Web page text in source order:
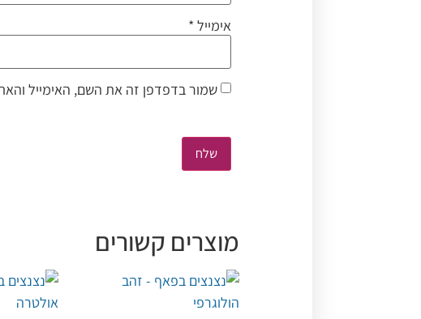
אימייל*
שמור בדפדפן זה את השם, האימייל
מוצרים קשורים